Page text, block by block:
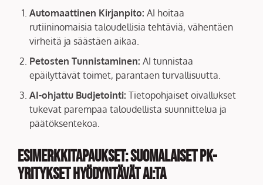
Automaattinen Kirjanpito: AI hoitaa
rutiininomaisia taloudellisia tehtäviä, vähentäen
virheitä ja säästäen aikaa.
Petosten Tunnistaminen: AI tunnistaa
epäilyttävät toimet, parantaen turvallisuutta.
AI-ohjattu Budjetointi: Tietopohjaiset oivallukset
tukevat parempaa taloudellista suunnittelua ja
päätöksentekoa.
Esimerkkitapaukset: Suomalaiset PK-
yritykset Hyödyntävät AI:ta